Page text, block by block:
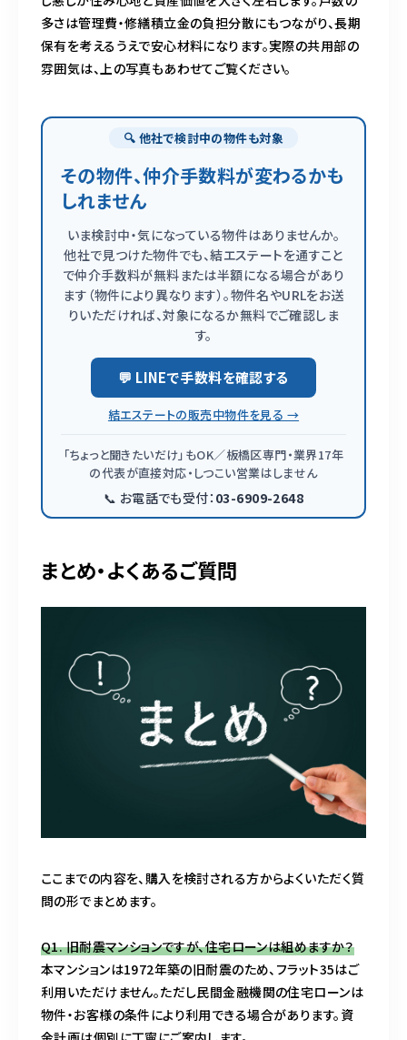
多さは管理費・修繕積立金の負担分散にもつながり、長期
保有を考えるうえで安心材料になります。実際の共用部の
雰囲気は、上の写真もあわせてご覧ください。
🔍 他社で検討中の物件も対象
その物件、仲介手数料が変わるかも
しれません
いま検討中・気になっている物件はありませんか。
他社で見つけた物件でも、結エステートを通すこと
で仲介手数料が無料または半額になる場合があり
ます（物件により異なります）。物件名やURLをお送
りいただければ、対象になるか無料でご確認しま
す。
💬 LINEで手数料を確認する
結エステートの販売中物件を見る →
「ちょっと聞きたいだけ」もOK／板橋区専門・業界17年
の代表が直接対応・しつこい営業はしません
📞 お電話でも受付： 03-6909-2648
まとめ・よくあるご質問
ここまでの内容を、購入を検討される方からよくいただく質
問の形でまとめます。
Q1. 旧耐震マンションですが、住宅ローンは組めますか？
本マンションは1972年築の旧耐震のため、フラット35はご
利用いただけません。ただし民間金融機関の住宅ローンは
物件・お客様の条件により利用できる場合があります。資